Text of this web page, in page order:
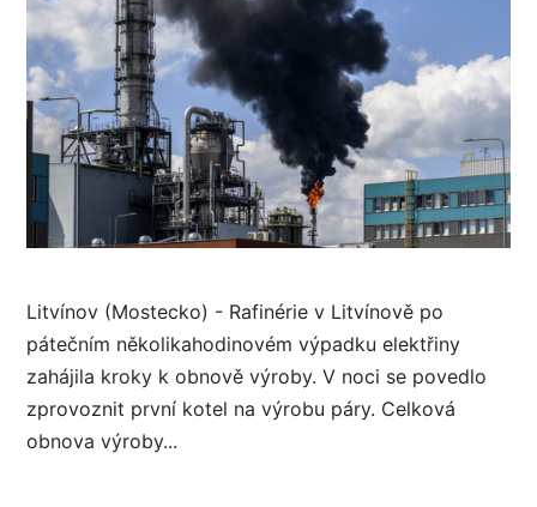
Litvínov (Mostecko) - Rafinérie v Litvínově po
pátečním několikahodinovém výpadku elektřiny
zahájila kroky k obnově výroby. V noci se povedlo
zprovoznit první kotel na výrobu páry. Celková
obnova výroby...